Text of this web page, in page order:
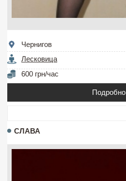
Чернигов
Лесковица
600 грн/час
Подробно
СЛАВА